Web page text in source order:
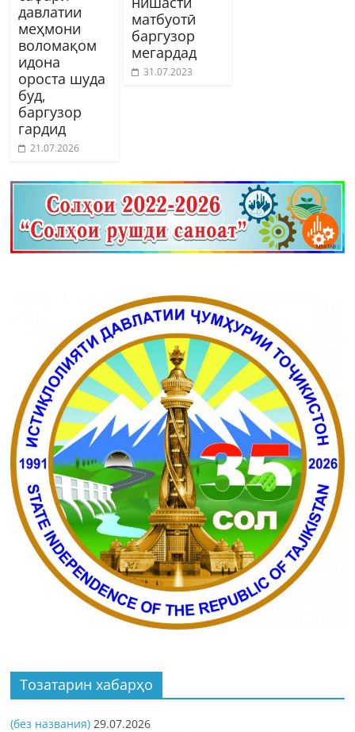
давлатии
меҳмони
воломақом
идона
ороста шуда
буд,
баргузор
гардид
21.07.2026
матбуотӣ
баргузор
мегардад
31.07.2023
Тозатарин хабарҳо
(без названия) 29.07.2026